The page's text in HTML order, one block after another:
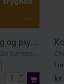
Co-teaching og psykologisk tryghed